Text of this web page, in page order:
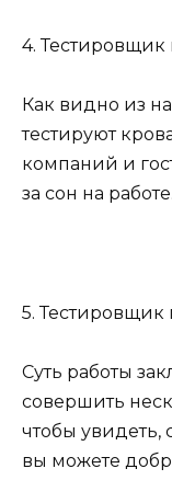
4. Тестировщик
Как видно из
тестируют
компаний и
за сон на работе.
5. Тестировщик
Суть работы
совершить
чтобы увидеть,
вы можете